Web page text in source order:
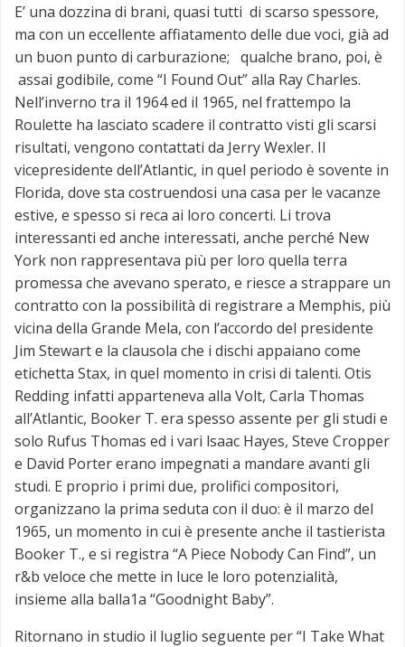
E’ una dozzina di brani, quasi tutti di scarso spessore,
ma con un eccellente affiatamento delle due voci, già ad
un buon punto di carburazione; qualche brano, poi, è
assai godibile, come “I Found Out” alla Ray Charles.
Nell’inverno tra il 1964 ed il 1965, nel frattempo la
Roulette ha lasciato scadere il contratto visti gli scarsi
risultati, vengono contattati da Jerry Wexler. Il
vicepresidente dell’Atlantic, in quel periodo è sovente in
Florida, dove sta costruendosi una casa per le vacanze
estive, e spesso si reca ai loro concerti. Li trova
interessanti ed anche interessati, anche perché New
York non rappresentava più per loro quella terra
promessa che avevano sperato, e riesce a strappare un
contratto con la possibilità di registrare a Memphis, più
vicina della Grande Mela, con l’accordo del presidente
Jim Stewart e la clausola che i dischi appaiano come
etichetta Stax, in quel momento in crisi di talenti. Otis
Redding infatti apparteneva alla Volt, Carla Thomas
all’Atlantic, Booker T. era spesso assente per gli studi e
solo Rufus Thomas ed i vari lsaac Hayes, Steve Cropper
e David Porter erano impegnati a mandare avanti gli
studi. E proprio i primi due, prolifici compositori,
organizzano la prima seduta con il duo: è il marzo del
1965, un momento in cui è presente anche il tastierista
Booker T., e si registra “A Piece Nobody Can Find”, un
r&b veloce che mette in luce le loro potenzialità,
insieme alla balla1a “Goodnight Baby”.
Ritornano in studio il luglio seguente per “I Take What